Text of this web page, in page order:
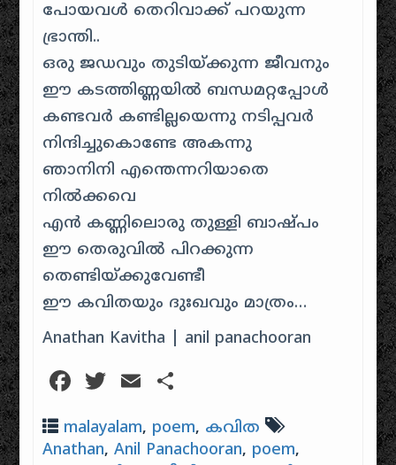
പോയവള്‍ തെറിവാക്ക് പറയുന്ന
ഭ്രാന്തി..
ഒരു ജഡവും തുടിയ്ക്കുന്ന ജീവനും
ഈ കടത്തിണ്ണയില്‍ ബന്ധമറ്റപ്പോള്‍
കണ്ടവര്‍ കണ്ടില്ലയെന്നു നടിപ്പവര്‍
നിന്ദിച്ചുകൊണ്ടേ അകന്നു
ഞാനിനി എന്തെന്നറിയാതെ
നില്‍ക്കവെ
എന്‍ കണ്ണിലൊരു തുള്ളി ബാഷ്പം
ഈ തെരുവില്‍ പിറക്കുന്ന
തെണ്ടിയ്ക്കുവേണ്ടീ
ഈ കവിതയും ദുഃഖവും മാത്രം…
Anathan Kavitha | anil panachooran
Facebook
Twitter
Email
malayalam, poem, കവിത
Anathan,Anil Panachooran, poem,